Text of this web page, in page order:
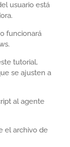
usuario está
funcionará
tutorial,
se ajusten a
al agente
el archivo de